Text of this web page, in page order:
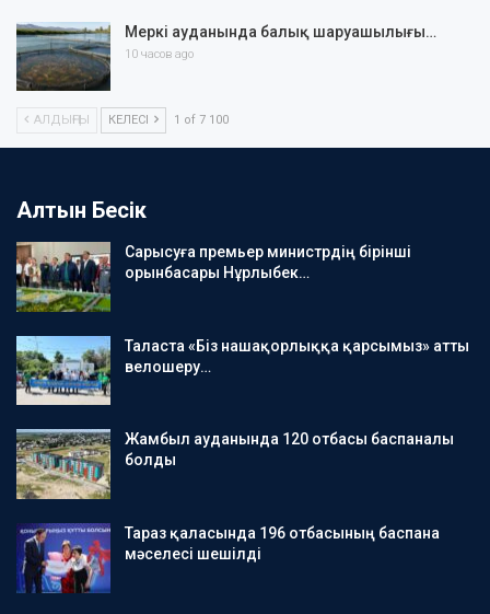
Меркі ауданында балық шаруашылығы…
10 часов ago
АЛДЫҢҒЫ КЕЛЕСІ 1 of 7 100
Алтын Бесік
Сарысуға премьер министрдің бірінші
орынбасары Нұрлыбек…
Таласта «Біз нашақорлыққа қарсымыз» атты
велошеру…
Жамбыл ауданында 120 отбасы баспаналы
болды
Тараз қаласында 196 отбасының баспана
мәселесі шешілді